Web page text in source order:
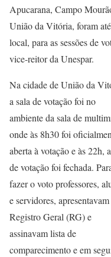
Apucarana, Campo
União da Vitória, foram
local, para as sessões de
vice-reitor da Unespar.
Na cidade de União da
a sala de votação foi no
ambiente da sala de
onde às 8h30 foi
aberta à votação e às 22h,
de votação foi fechada.
fazer o voto professores,
e servidores,
Registro Geral (RG) e
assinavam lista de
comparecimento e em